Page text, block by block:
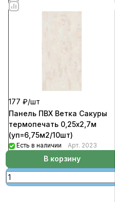
177 ₽/шт
Панель ПВХ Ветка Сакуры
термопечать 0,25х2,7м
(уп=6,75м2/10шт)
Есть в наличии Арт. 2023
В корзину